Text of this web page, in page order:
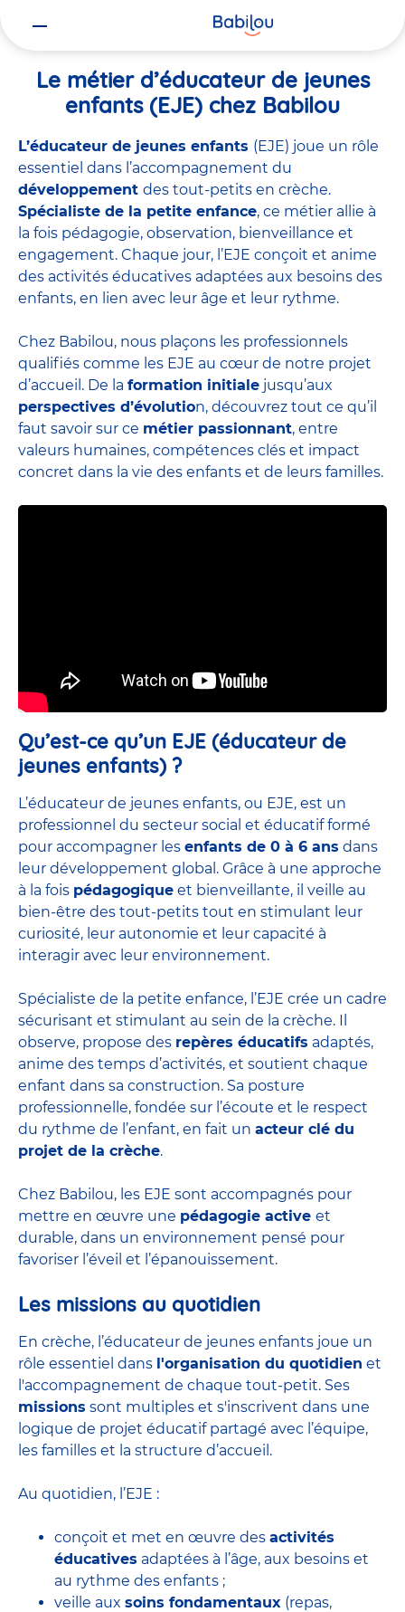
Le métier d’éducateur de jeunes
enfants (EJE) chez Babilou
L’éducateur de jeunes enfants (EJE) joue un rôle
essentiel dans l’accompagnement du
développement des tout-petits en crèche.
Spécialiste de la petite enfance, ce métier allie à
la fois pédagogie, observation, bienveillance et
engagement. Chaque jour, l’EJE conçoit et anime
des activités éducatives adaptées aux besoins des
enfants, en lien avec leur âge et leur rythme.
Chez Babilou, nous plaçons les professionnels
qualifiés comme les EJE au cœur de notre projet
d’accueil. De la formation initiale jusqu’aux
perspectives d’évolution, découvrez tout ce qu’il
faut savoir sur ce métier passionnant, entre
valeurs humaines, compétences clés et impact
concret dans la vie des enfants et de leurs familles.
Qu’est-ce qu’un EJE (éducateur de
jeunes enfants) ?
L’éducateur de jeunes enfants, ou EJE, est un
professionnel du secteur social et éducatif formé
pour accompagner les enfants de 0 à 6 ans dans
leur développement global. Grâce à une approche
à la fois pédagogique et bienveillante, il veille au
bien-être des tout-petits tout en stimulant leur
curiosité, leur autonomie et leur capacité à
interagir avec leur environnement.
Spécialiste de la petite enfance, l’EJE crée un cadre
sécurisant et stimulant au sein de la crèche. Il
observe, propose des repères éducatifs adaptés,
anime des temps d’activités, et soutient chaque
enfant dans sa construction. Sa posture
professionnelle, fondée sur l’écoute et le respect
du rythme de l’enfant, en fait un acteur clé du
projet de la crèche.
Chez Babilou, les EJE sont accompagnés pour
mettre en œuvre une pédagogie active et
durable, dans un environnement pensé pour
favoriser l’éveil et l’épanouissement.
Les missions au quotidien
En crèche, l’éducateur de jeunes enfants joue un
rôle essentiel dans l'organisation du quotidien et
l'accompagnement de chaque tout-petit. Ses
missions sont multiples et s'inscrivent dans une
logique de projet éducatif partagé avec l’équipe,
les familles et la structure d’accueil.
Au quotidien, l’EJE :
conçoit et met en œuvre des activités
éducatives adaptées à l’âge, aux besoins et
au rythme des enfants ;
veille aux soins fondamentaux (repas,